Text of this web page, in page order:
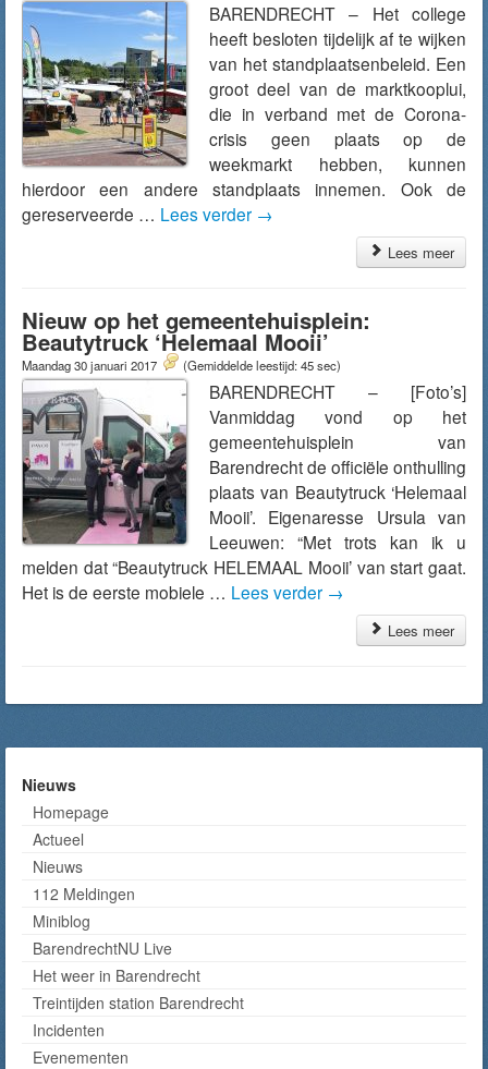
BARENDRECHT – Het college
heeft besloten tijdelijk af te wijken
van het standplaatsenbeleid. Een
groot deel van de marktkooplui,
die in verband met de Corona-
crisis geen plaats op de
weekmarkt hebben, kunnen
hierdoor een andere standplaats innemen. Ook de
gereserveerde … Lees verder →
Lees meer
Nieuw op het gemeentehuisplein:
Beautytruck ‘Helemaal Mooii’
Maandag 30 januari 2017 (Gemiddelde leestijd: 45 sec)
BARENDRECHT – [Foto’s]
Vanmiddag vond op het
gemeentehuisplein van
Barendrecht de officiële onthulling
plaats van Beautytruck ‘Helemaal
Mooii’. Eigenaresse Ursula van
Leeuwen: “Met trots kan ik u
melden dat “Beautytruck HELEMAAL Mooii’ van start gaat.
Het is de eerste mobiele … Lees verder →
Lees meer
Nieuws
Homepage
Actueel
Nieuws
112 Meldingen
Miniblog
BarendrechtNU Live
Het weer in Barendrecht
Treintijden station Barendrecht
Incidenten
Evenementen